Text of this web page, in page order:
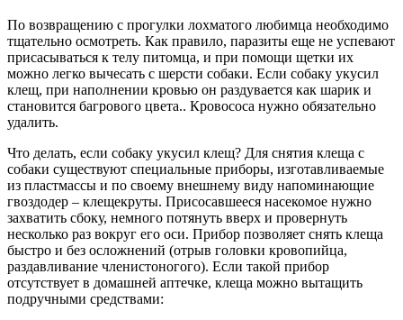
По возвращению с прогулки лохматого любимца необходимо
тщательно осмотреть. Как правило, паразиты еще не успевают
присасываться к телу питомца, и при помощи щетки их
можно легко вычесать с шерсти собаки. Если собаку укусил
клещ, при наполнении кровью он раздувается как шарик и
становится багрового цвета.. Кровососа нужно обязательно
удалить.
Что делать, если собаку укусил клещ? Для снятия клеща с
собаки существуют специальные приборы, изготавливаемые
из пластмассы и по своему внешнему виду напоминающие
гвоздодер – клещекруты. Присосавшееся насекомое нужно
захватить сбоку, немного потянуть вверх и провернуть
несколько раз вокруг его оси. Прибор позволяет снять клеща
быстро и без осложнений (отрыв головки кровопийца,
раздавливание членистоногого). Если такой прибор
отсутствует в домашней аптечке, клеща можно вытащить
подручными средствами: